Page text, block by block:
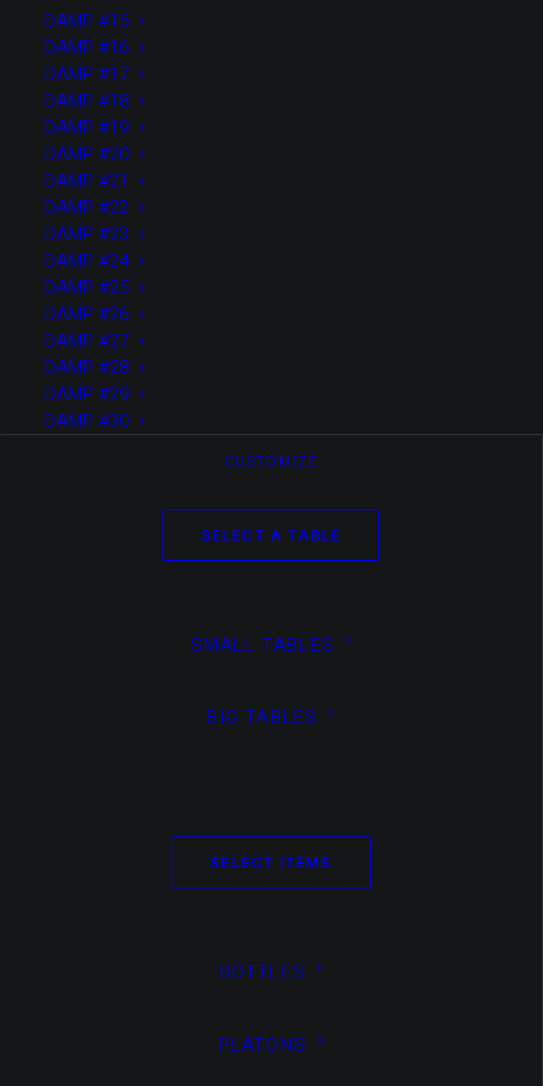
DAMP #15
DAMP #16
DAMP #17
DAMP #18
DAMP #19
DAMP #20
DAMP #21
DAMP #22
DAMP #23
DAMP #24
DAMP #25
DAMP #26
DAMP #27
DAMP #28
DAMP #29
DAMP #30
CUSTOMIZE
SELECT A TABLE
SMALL TABLES
BIG TABLES
SELECT ITEMS
BOTTLES
PLATONS
potentiellement traductible en différents formats
(sculptures, dessins, films d’animation…), chaque Display
est unique et est composé par l’algorithme qui choisit et
répartit aléatoirement plusieurs items sur une table
préalablement générée. Une matière grumeleuse noire
recouvre et unifie les Display, tel des objets pétrifiés par
des cendres volcaniques.
DAMP #30